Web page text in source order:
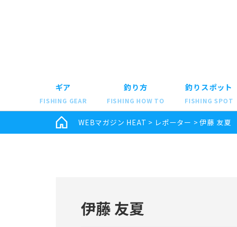
ギア
FISHING GEAR
釣り方
FISHING HOW TO
釣りスポット
FISHING SPOT
WEBマガジン HEAT > レポーター >伊藤 友夏
伊藤 友夏